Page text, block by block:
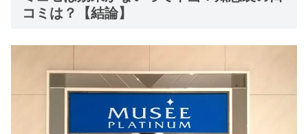
コミは？【結論】